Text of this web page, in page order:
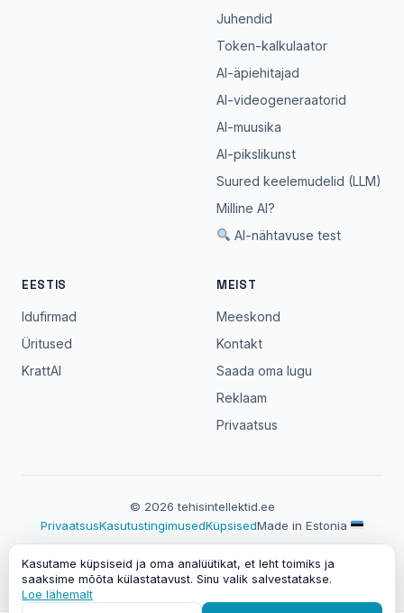
Juhendid
Token-kalkulaator
AI-äpiehitajad
AI-videogeneraatorid
AI-muusika
AI-pikslikunst
Suured keelemudelid (LLM)
Milline AI?
AI-nähtavuse test
EESTIS
Idufirmad
Üritused
KrattAI
MEIST
Meeskond
Kontakt
Saada oma lugu
Reklaam
Privaatsus
© 2026 tehisintellektid.ee
PrivaatsusKasutustingimusedKüpsisedMade in Estonia
saada vahendustasu — sinu jaoks hind ei muutu.
Kasutame küpsiseid ja oma analüütikat, et leht toimiks ja
saaksime mõõta külastatavust. Sinu valik salvestatakse.
Loe lähemalt